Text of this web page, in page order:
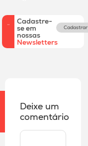
Cadastre-
se em
nossas
Newsletters
Cadastrar
Deixe um
comentário